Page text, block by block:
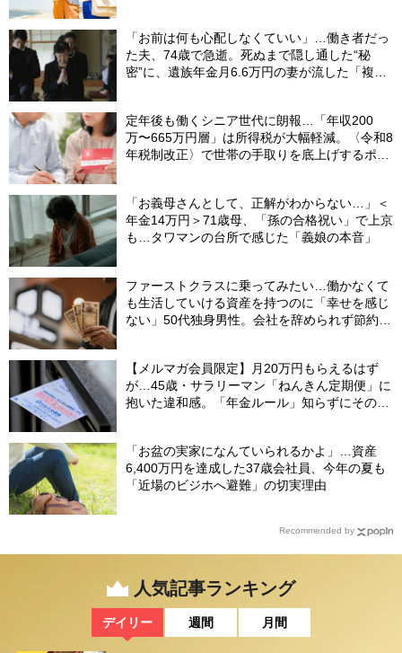
「お前は何も心配しなくていい」…働き者だっ
た夫、74歳で急逝。死ぬまで隠し通した“秘
密”に、遺族年金月6.6万円の妻が流した「複雑
定年後も働くシニア世代に朗報…「年収200
万〜665万円層」は所得税が大幅軽減。〈令和8
年税制改正〉で世帯の手取りを底上げするポイ
「お義母さんとして、正解がわからない…」＜
年金14万円＞71歳母、「孫の合格祝い」で上京
も…タワマンの台所で感じた「義娘の本音」
ファーストクラスに乗ってみたい…働かなくて
も生活していける資産を持つのに「幸せを感じ
ない」50代独身男性。会社を辞められず節約生
【メルマガ会員限定】月20万円もらえるはず
が…45歳・サラリーマン「ねんきん定期便」に
抱いた違和感。「年金ルール」知らずにそのま
「お盆の実家になんていられるかよ」…資産
6,400万円を達成した37歳会社員、今年の夏も
「近場のビジホへ避難」の切実理由
Recommended by
人気記事ランキング
デイリー 週間 月間